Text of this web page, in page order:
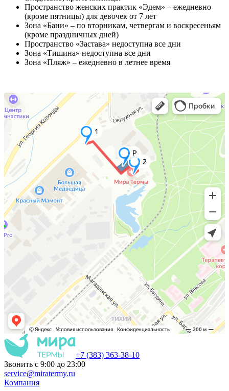
Пространство женских практик «Эдем» – ежедневно
(кроме пятницы) для девочек от 7 лет
Зона «Бани» – по вторникам, четвергам и воскресеньям
(кроме праздничных дней)
Пространство «Застава» недоступна все дни
Зона «Тишина» недоступна все дни
Зона «Пляж» – ежедневно в летнее время
+7 (383) 363-38-10
Звонить с 9:00 до 23:00
service@miratermy.ru
Компания